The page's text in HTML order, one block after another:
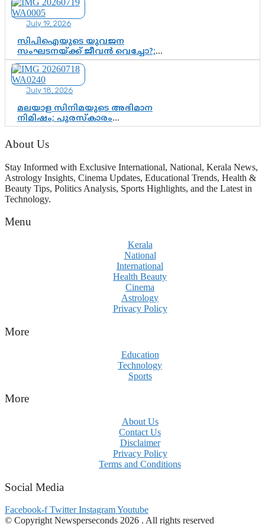
മെസ്സിയെ മറികടന്ന് എംബാപ്പെ
July 19, 2026
സിപിഐയുടെ യുവജന
സംഘടനയ്ക്ക് ജീവൻ വെച്ചോ?;
ജിസ്മോന്റെ വിമർശനം രാഷ്ട്രീയ
ഇരട്ടത്താപ്പെന്ന് ചർച്ച
July 18, 2026
മലയാള സിനിമയുടെ അഭിമാന
നിമിഷം; പുരസ്‌കാരം
ആഘോഷമാകട്ടെ, മികവ് ശീലമാകട്ടെ
About Us
Stay Informed with Exclusive International, National, Kerala News,
Astrology Insights, Cinema Updates, Educational Trends, Health &
Beauty Tips, Politics Analysis, Sports Highlights, and the Latest in
Technology.
Menu
Kerala
National
International
Health Beauty
Cinema
Astrology
Privacy Policy
More
Education
Technology
Sports
More
About Us
Contact Us
Disclaimer
Privacy Policy
Terms and Conditions
Social Media
Facebook-f Twitter InstagramYoutube
© Copyright Newsperseconds 2026 . All rights reserved